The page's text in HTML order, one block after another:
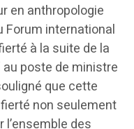
en anthropologie
Forum international
à la suite de la
poste de ministre
que cette
non seulement
des